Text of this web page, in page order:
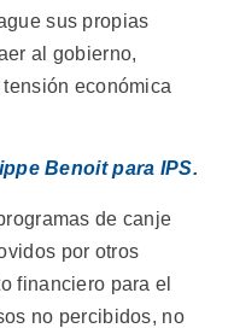
sus propias
al gobierno,
económica
Benoit para IPS.
de canje
por otros
financiero para el
no percibidos, no